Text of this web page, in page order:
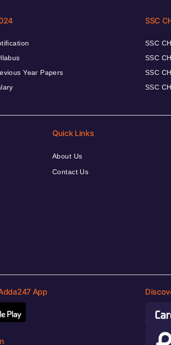
Year Papers
SSC
SSC
SSC
SSC
SSC
Quick Links
About Us
Contact Us
App